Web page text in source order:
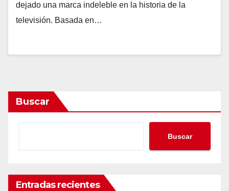
dejado una marca indeleble en la historia de la
televisión. Basada en…
Buscar
Buscar
Entradas recientes